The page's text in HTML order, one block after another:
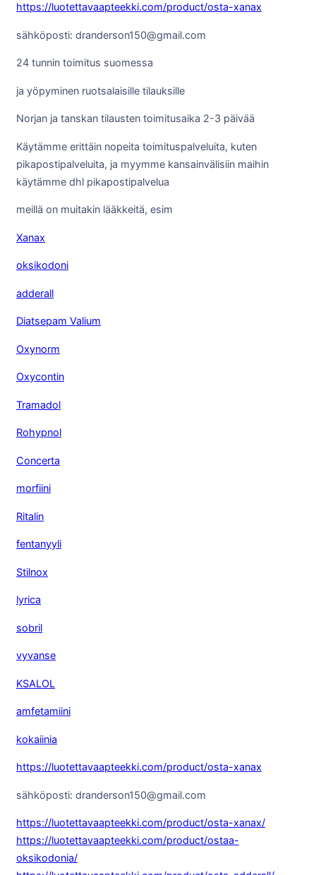
https://luotettavaapteekki.com/product/osta-xanax
sähköposti: dranderson150@gmail.com
24 tunnin toimitus suomessa
ja yöpyminen ruotsalaisille tilauksille
Norjan ja tanskan tilausten toimitusaika 2-3 päivää
Käytämme erittäin nopeita toimituspalveluita, kuten
pikapostipalveluita, ja myymme kansainvälisiin maihin
käytämme dhl pikapostipalvelua
meillä on muitakin lääkkeitä, esim
Xanax
oksikodoni
adderall
Diatsepam Valium
Oxynorm
Oxycontin
Tramadol
Rohypnol
Concerta
morfiini
Ritalin
fentanyyli
Stilnox
lyrica
sobril
vyvanse
KSALOL
amfetamiini
kokaiinia
https://luotettavaapteekki.com/product/osta-xanax
sähköposti: dranderson150@gmail.com
https://luotettavaapteekki.com/product/osta-xanax/
https://luotettavaapteekki.com/product/ostaa-
oksikodonia/